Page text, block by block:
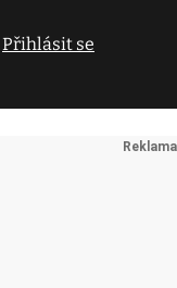
Přihlásit se